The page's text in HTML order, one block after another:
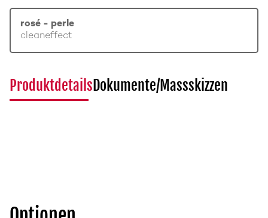
rosé - perle
cleaneffect
ProduktdetailsDokumente/Massskizzen